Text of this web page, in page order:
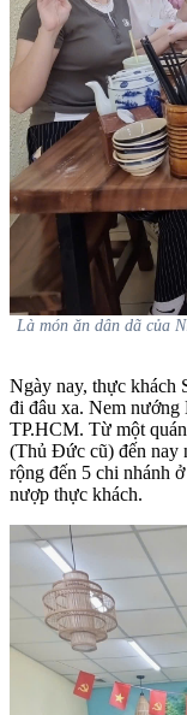
Là món ăn dân dã của
Ngày nay, thực khách
đi đâu xa. Nem nướng
TP.HCM. Từ một
(Thủ Đức cũ) đến nay
rộng đến 5 chi nhánh
nượp thực khách.